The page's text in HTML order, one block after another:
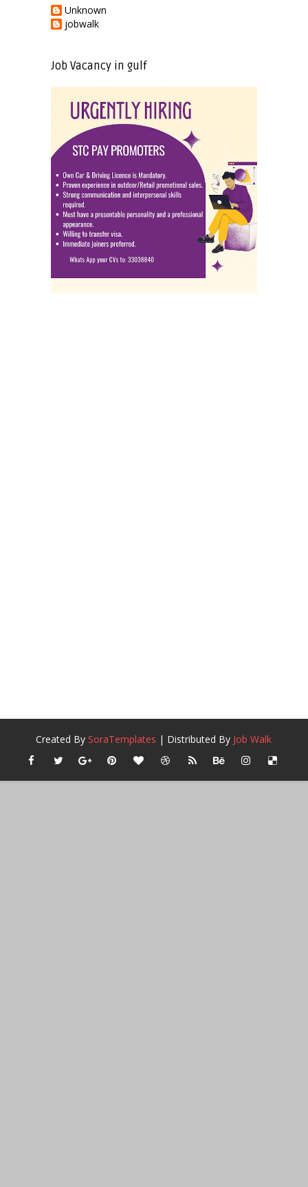
Unknown
jobwalk
Job Vacancy in gulf
Created BySoraTemplates | Distributed By Job Walk